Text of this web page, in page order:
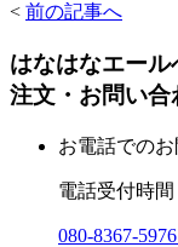
< 前の記事へ
はなはなエール
注文・お問い合
お電話での
電話受付時間
080-8367-5976